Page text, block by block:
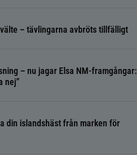
– tävlingarna avbröts tillfälligt
– nu jagar Elsa NM-framgångar:
nej”
din islandshäst från marken för